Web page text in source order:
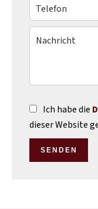
Ich habe die
dieser Website
SENDEN